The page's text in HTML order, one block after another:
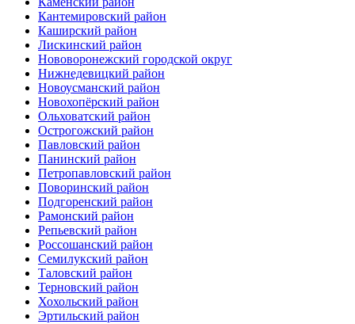
Кантемировский район
Каширский район
Лискинский район
Нововоронежский городской округ
Нижнедевицкий район
Новоусманский район
Новохопёрский район
Ольховатский район
Острогожский район
Павловский район
Панинский район
Петропавловский район
Поворинский район
Подгоренский район
Рамонский район
Репьевский район
Россошанский район
Семилукский район
Таловский район
Терновский район
Хохольский район
Эртильский район